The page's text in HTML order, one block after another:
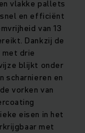
vlakke pallets
snel en efficiënt
van 13
Dankzij de
drie
blijkt onder
scharnieren en
vorken van
eisen in het
met